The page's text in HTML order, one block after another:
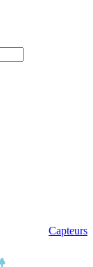
Capteurs